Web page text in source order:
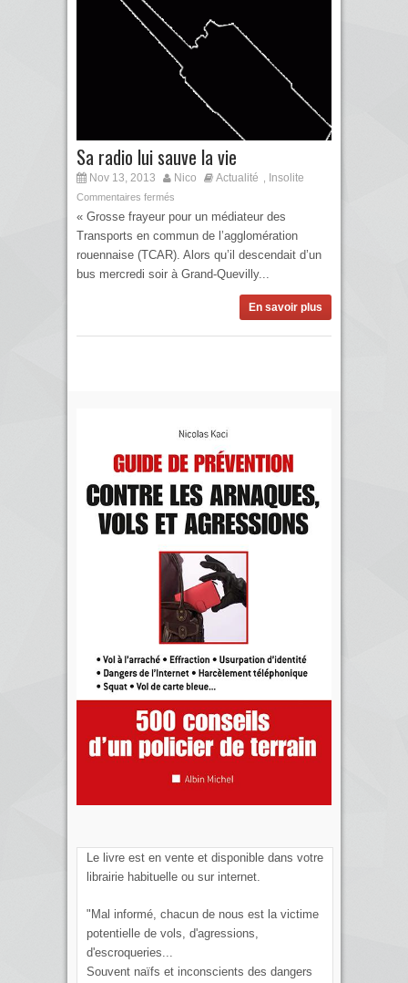
Sa radio lui sauve la vie
Nov 13, 2013 Nico Actualité , Insolite
Commentaires fermés
« Grosse frayeur pour un médiateur des
Transports en commun de l’agglomération
rouennaise (TCAR). Alors qu’il descendait d’un
bus mercredi soir à Grand-Quevilly...
En savoir plus
Le livre est en vente et disponible dans votre
librairie habituelle ou sur internet.
"Mal informé, chacun de nous est la victime
potentielle de vols, d'agressions,
d'escroqueries...
Souvent naïfs et inconscients des dangers